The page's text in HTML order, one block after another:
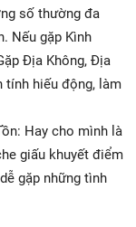
số thường đa
Nếu gặp Kình
Địa Không, Địa
tính hiếu động, làm
Hay cho mình là
giấu khuyết điểm
gặp những tình